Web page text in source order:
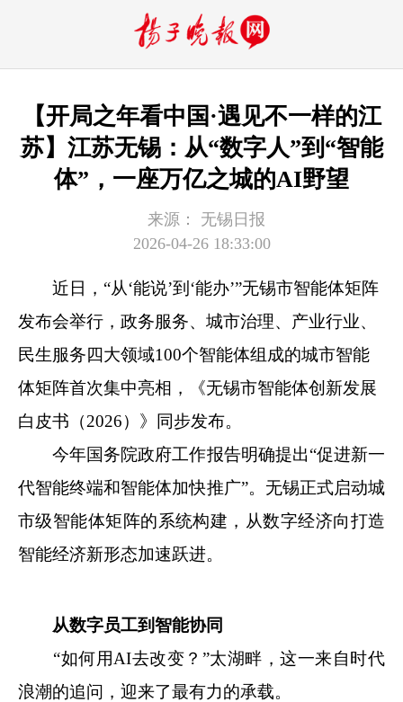
【开局之年看中国·遇见不一样的江
苏】江苏无锡：从“数字人”到“智能
体”，一座万亿之城的AI野望
来源：
无锡日报
2026-04-26 18:33:00
近日，“从‘能说’到‘能办’”无锡市智能体矩阵
发布会举行，政务服务、城市治理、产业行业、
民生服务四大领域100个智能体组成的城市智能
体矩阵首次集中亮相，《无锡市智能体创新发展
白皮书（2026）》同步发布。
今年国务院政府工作报告明确提出“促进新一
代智能终端和智能体加快推广”。无锡正式启动城
市级智能体矩阵的系统构建，从数字经济向打造
智能经济新形态加速跃进。
从数字员工到智能协同
“如何用AI去改变？”太湖畔，这一来自时代
浪潮的追问，迎来了最有力的承载。